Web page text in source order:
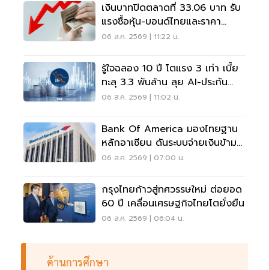
เงินบาทปิดตลาดที่ 33.06 บาท รับ
แรงซื้อหุ้น-บอนด์ไทยและราคา
ทองคำพุ่ง
06 ส.ค. 2569 | 11:22 น.
รู้ใจฉลอง 10 ปี โตแรง 3 เท่า เบี้ย
ทะลุ 3.3 พันล้าน ลุย AI-ประกัน
สุขภาพ
06 ส.ค. 2569 | 11:02 น.
Bank Of America มองไทยฐาน
หลักอาเซียน ดันระบบจ่ายเงินข้าม
พรมแดนเรียลไทม์
06 ส.ค. 2569 | 07:00 น.
กรุงไทยก้าวสู่ทศวรรษใหม่ ต่อยอด
60 ปี เคลื่อนเศรษฐกิจไทยโตยั่งยืน
06 ส.ค. 2569 | 06:04 น.
ด้านการศึกษา